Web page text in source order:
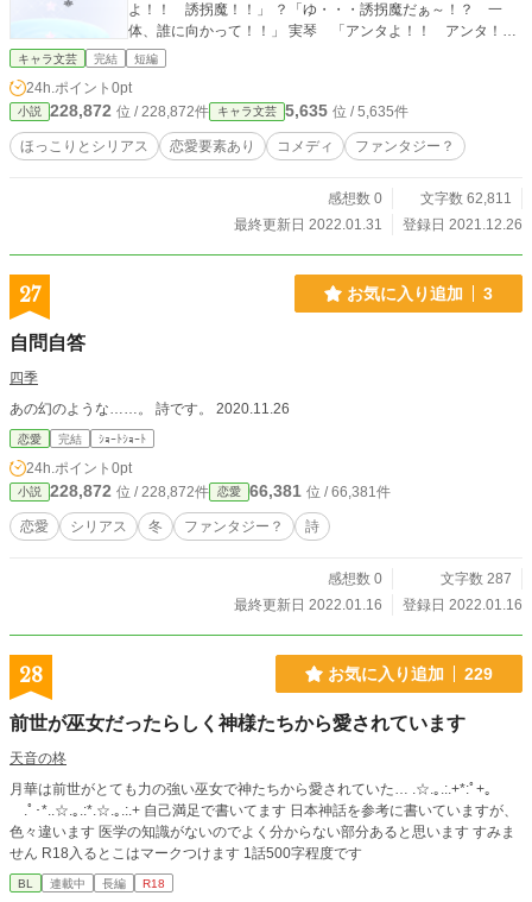
よ！！ 誘拐魔！！」 ？「ゆ・・・誘拐魔だぁ～！？ 一
体、誰に向かって！！」 実琴 「アンタよ！！ アンタ！！
このド変態！！」 ？「よりにもよって、この俺に向かっ
いでしょ？」 ？「違うわっ！！ 俺はなー！！ 天遣(てん
し)だ！！」 過去に上演したオリジナル舞台台本を小説として
書き直しました。 上演時間60分モノなので、そこまで長くな
らないかと思います。たぶん。 R3,12,29追記 全12話の予定
時間おきに順次上げていきます。（最終13時）
キャラ文芸 完結 短編
24h.ポイント 0pt
小説 228,872 位 / 228,872件 キャラ文芸 5,635 位 / 5,635件
ほっこりとシリアス 恋愛要素あり コメディ ファンタジー？
感想数 0
文字数 62,811
最終更新日 2022.01.31
登録日 2021.12.26
27 お気に入り追加 3
自問自答
四季
あの幻のような……。 詩です。 2020.11.26
恋愛 完結 ｼｮｰﾄｼｮｰﾄ
24h.ポイント 0pt
小説 228,872 位 / 228,872件 恋愛 66,381 位 / 66,381件
恋愛 シリアス 冬 ファンタジー？ 詩
感想数 0
文字数 287
最終更新日 2022.01.16
登録日 2022.01.16
28 お気に入り追加 229
前世が巫女だったらしく神様たちから愛されています
天音の柊
月華は前世がとても力の強い巫女で神たちから愛されていた… .☆.｡.:.+*:ﾟ+｡
.ﾟ･*..☆.｡.:*.☆.｡.:.+ 自己満足で書いてます 日本神話を参考に書いていますが、
色々違います 医学の知識がないのでよく分からない部分あると思います すみま
せん R18入るとこはマークつけます 1話500字程度です
BL 連載中 長編 R18